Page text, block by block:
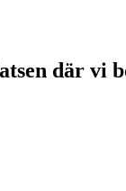
där vi